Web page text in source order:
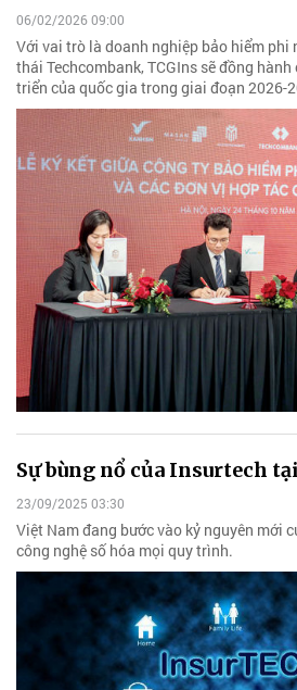
06/02/2026 09:00
Với vai trò là doanh nghiệp bảo hiểm phi
thái Techcombank, TCGIns sẽ đồng
triển của quốc gia trong giai đoạn 2026-
Sự bùng nổ của Insurtech
23/09/2025 03:30
Việt Nam đang bước vào kỷ nguyên mới
công nghệ số hóa mọi quy trình.